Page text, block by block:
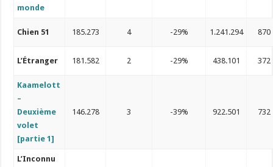
monde
Chien 51 185.273 4 -29% 1.241.294 870
L’Étranger 181.582 2 -29% 438.101 372
Kaamelott
–
Deuxième
volet
[partie 1]
146.278 3 -39% 922.501 732
L’Inconnu